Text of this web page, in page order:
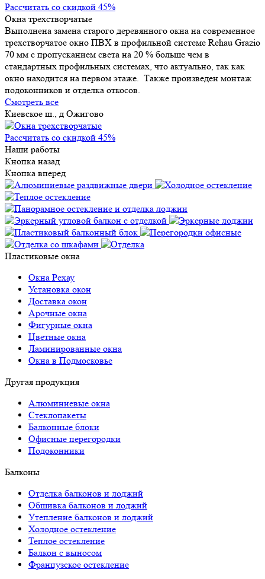
Рассчитать со скидкой 45%
Окна трехстворчатые
Выполнена замена старого деревянного окна на современное
трехстворчатое окно ПВХ в профильной системе Rehau Grazio
70 мм с пропусканием света на 20 % больше чем в
стандартных профильных системах, что актуально, так как
окно находится на первом этаже. Также произведен монтаж
подоконников и отделка откосов.
Смотреть все
Киевское ш., д Ожигово
Рассчитать со скидкой 45%
Наши работы
Кнопка назад
Кнопка вперед
Пластиковые окна
Окна Рехау
Установка окон
Доставка окон
Арочные окна
Фигурные окна
Цветные окна
Ламинированные окна
Окна в Подмосковье
Другая продукция
Алюминиевые окна
Стеклопакеты
Балконные блоки
Офисные перегородки
Подоконники
Балконы
Отделка балконов и лоджий
Обшивка балконов и лоджий
Утепление балконов и лоджий
Холодное остекление
Теплое остекление
Балкон с выносом
Французское остекление